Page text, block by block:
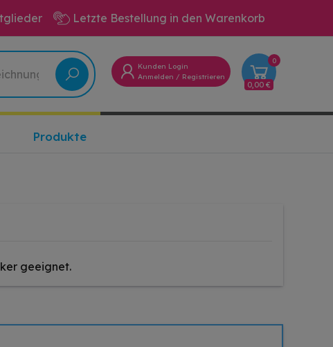
Letzte Bestellung in den Warenkorb
Kunden Login
Anmelden / Registrieren
0
0,00 €
Produkte
geeignet.